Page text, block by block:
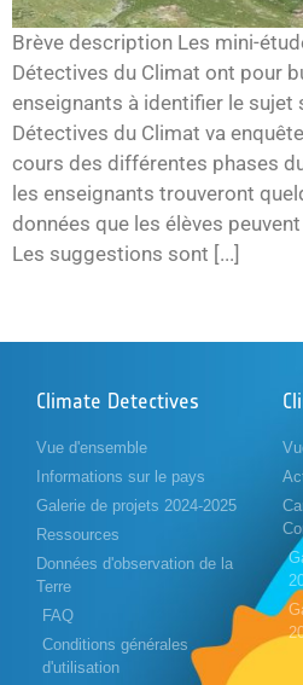
Brève description Les mini-
Détectives du Climat ont pour
enseignants à identifier le sujet
Détectives du Climat va
cours des différentes phases
les enseignants trouveront
données que les élèves
Les suggestions sont [...]
Climate Detectives
Vue d'ensemble
Informations sur le pays
Galerie de projets 2024-2025
Ressources
Données d'observation de la
Terre
FAQ
Conditions générales
d'utilisation